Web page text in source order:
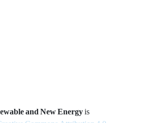
and New Energyis